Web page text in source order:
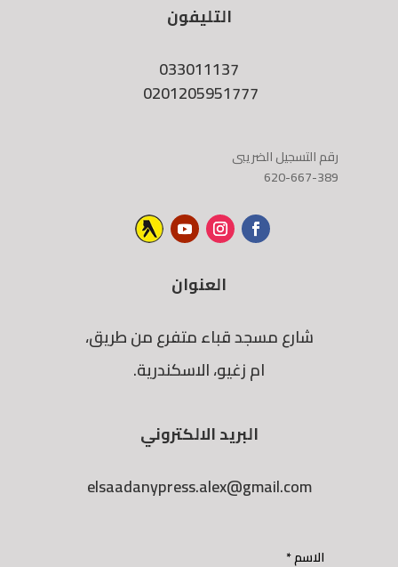
التليفون
033011137
0201205951777
رقم التسجيل الضريبى
620-667-389
العنوان
شارع مسجد قباء متفرع من طريق،
ام زغيو، الاسكندرية.
البريد الالكتروني
elsaadanypress.alex@gmail.com